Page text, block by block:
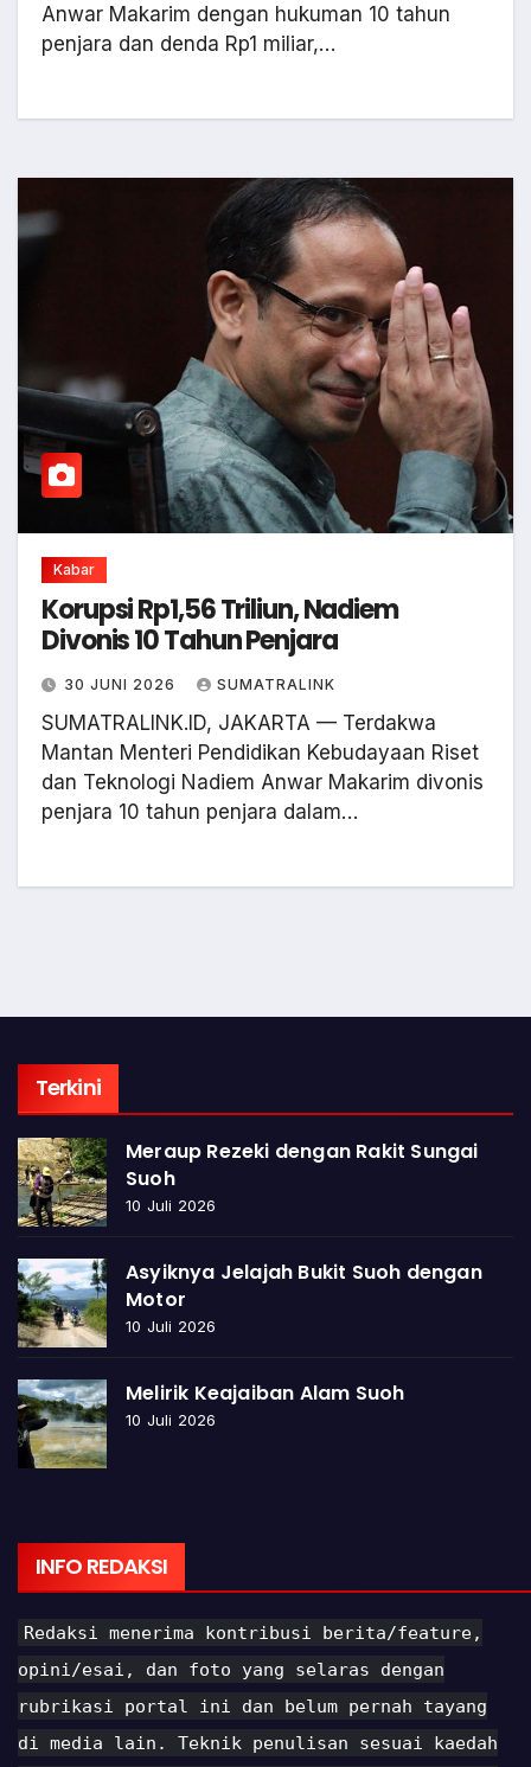
Anwar Makarim dengan hukuman 10 tahun
penjara dan denda Rp1 miliar,…
Kabar
Korupsi Rp1,56 Triliun, Nadiem
Divonis 10 Tahun Penjara
30 JUNI 2026 SUMATRALINK
SUMATRALINK.ID, JAKARTA — Terdakwa
Mantan Menteri Pendidikan Kebudayaan Riset
dan Teknologi Nadiem Anwar Makarim divonis
penjara 10 tahun penjara dalam…
Terkini
Meraup Rezeki dengan Rakit Sungai
Suoh
10 Juli 2026
Asyiknya Jelajah Bukit Suoh dengan
Motor
10 Juli 2026
Melirik Keajaiban Alam Suoh
10 Juli 2026
INFO REDAKSI
Redaksi menerima kontribusi berita/feature,
opini/esai, dan foto yang selaras dengan
rubrikasi portal ini dan belum pernah tayang
di media lain. Teknik penulisan sesuai kaedah